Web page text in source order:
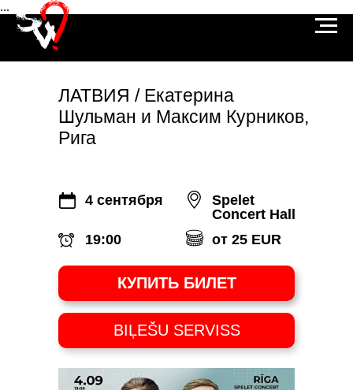
...
ЛАТВИЯ / Екатерина
Шульман и Максим Курников,
Рига
19:00 от 25 EUR
4 сентября
Spelet
Concert Hall
КУПИТЬ БИЛЕТ
BIĻEŠU SERVISS